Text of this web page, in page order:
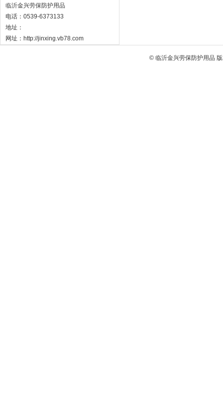
临沂金兴劳保防护用品
电话：0539-6373133
地址：
网址：http://jinxing.vb78.com
© 临沂金兴劳保防护用品